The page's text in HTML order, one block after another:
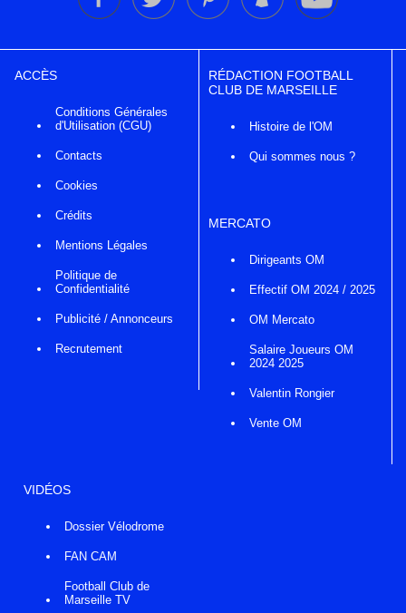
ACCÈS
Conditions Générales
d'Utilisation (CGU)
Contacts
Cookies
Crédits
Mentions Légales
Politique de
Confidentialité
Publicité / Annonceurs
Recrutement
RÉDACTION FOOTBALL
CLUB DE MARSEILLE
Histoire de l'OM
Qui sommes nous ?
MERCATO
Dirigeants OM
Effectif OM 2024 / 2025
OM Mercato
Salaire Joueurs OM
2024 2025
Valentin Rongier
Vente OM
VIDÉOS
Dossier Vélodrome
FAN CAM
Football Club de
Marseille TV